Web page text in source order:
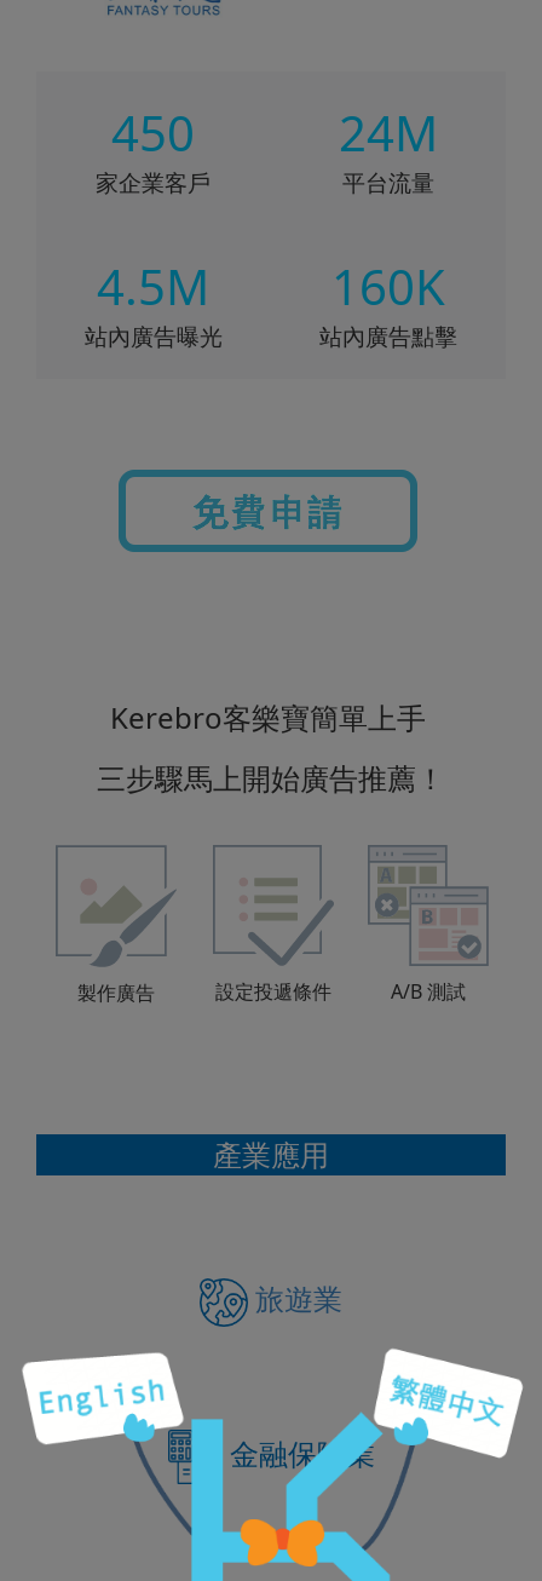
450
家企業客戶
24M
平台流量
4.5M
站內廣告曝光
160K
站內廣告點擊
Kerebro客樂寶簡單上手
三步驟馬上開始廣告推薦！
製作廣告 設定投遞條件 A/B 測試
產業應用
旅遊業
金融保險業